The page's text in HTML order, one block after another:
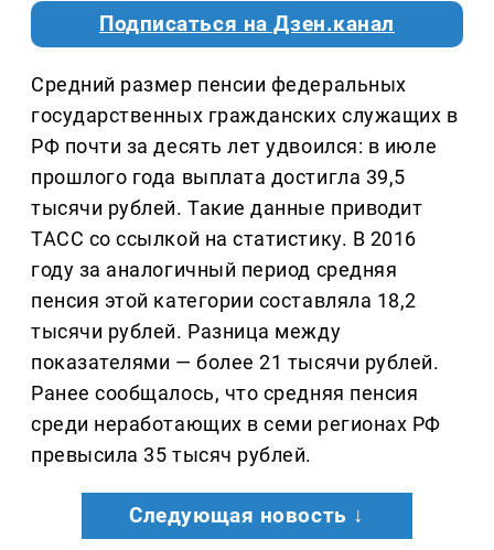
Подписаться на Дзен.канал
Средний размер пенсии федеральных
государственных гражданских служащих в
РФ почти за десять лет удвоился: в июле
прошлого года выплата достигла 39,5
тысячи рублей. Такие данные приводит
ТАСС со ссылкой на статистику. В 2016
году за аналогичный период средняя
пенсия этой категории составляла 18,2
тысячи рублей. Разница между
показателями — более 21 тысячи рублей.
Ранее сообщалось, что средняя пенсия
среди неработающих в семи регионах РФ
превысила 35 тысяч рублей.
Следующая новость ↓